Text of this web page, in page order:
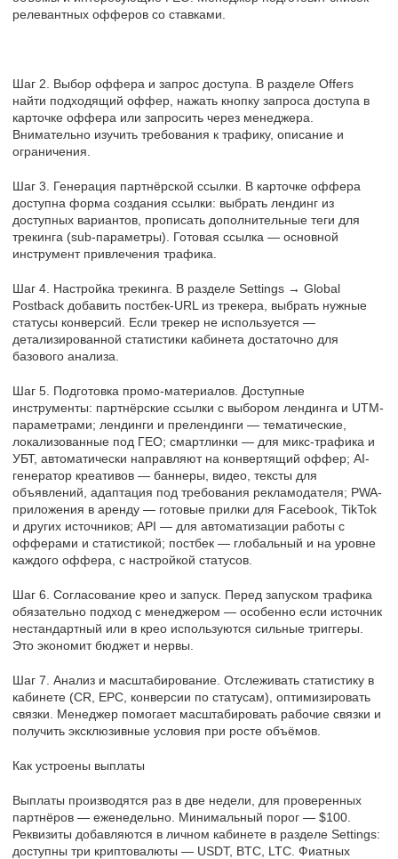
релевантных офферов со ставками.
Шаг 2. Выбор оффера и запрос доступа. В разделе Offers
найти подходящий оффер, нажать кнопку запроса доступа в
карточке оффера или запросить через менеджера.
Внимательно изучить требования к трафику, описание и
ограничения.
Шаг 3. Генерация партнёрской ссылки. В карточке оффера
доступна форма создания ссылки: выбрать лендинг из
доступных вариантов, прописать дополнительные теги для
трекинга (sub-параметры). Готовая ссылка — основной
инструмент привлечения трафика.
Шаг 4. Настройка трекинга. В разделе Settings → Global
Postback добавить постбек-URL из трекера, выбрать нужные
статусы конверсий. Если трекер не используется —
детализированной статистики кабинета достаточно для
базового анализа.
Шаг 5. Подготовка промо-материалов. Доступные
инструменты: партнёрские ссылки с выбором лендинга и UTM-
параметрами; лендинги и прелендинги — тематические,
локализованные под ГЕО; смартлинки — для микс-трафика и
УБТ, автоматически направляют на конвертящий оффер; AI-
генератор креативов — баннеры, видео, тексты для
объявлений, адаптация под требования рекламодателя; PWA-
приложения в аренду — готовые прилки для Facebook, TikTok
и других источников; API — для автоматизации работы с
офферами и статистикой; постбек — глобальный и на уровне
каждого оффера, с настройкой статусов.
Шаг 6. Согласование крео и запуск. Перед запуском трафика
обязательно подход с менеджером — особенно если источник
нестандартный или в крео используются сильные триггеры.
Это экономит бюджет и нервы.
Шаг 7. Анализ и масштабирование. Отслеживать статистику в
кабинете (CR, EPC, конверсии по статусам), оптимизировать
связки. Менеджер помогает масштабировать рабочие связки и
получить эксклюзивные условия при росте объёмов.
Как устроены выплаты
Выплаты производятся раз в две недели, для проверенных
партнёров — еженедельно. Минимальный порог — $100.
Реквизиты добавляются в личном кабинете в разделе Settings:
доступны три криптовалюты — USDT, BTC, LTC. Фиатных